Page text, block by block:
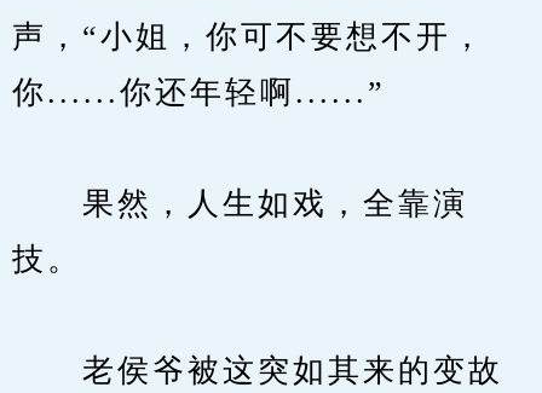
声，“小姐，你可不要想不开，
你......你还年轻啊......”
果然，人生如戏，全靠演
技。
老侯爷被这突如其来的变故